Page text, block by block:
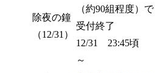
除夜の鐘
（12/31）
（約90組程度）で
受付終了
12/31 23:45頃
～